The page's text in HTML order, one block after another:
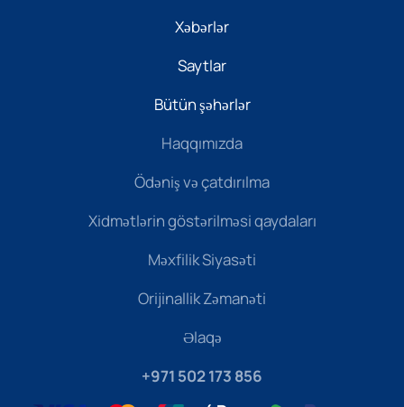
Xəbərlər
Saytlar
Bütün şəhərlər
Haqqımızda
Ödəniş və çatdırılma
Xidmətlərin göstərilməsi qaydaları
Məxfilik Siyasəti
Orijinallik Zəmanəti
Əlaqə
+971 502 173 856